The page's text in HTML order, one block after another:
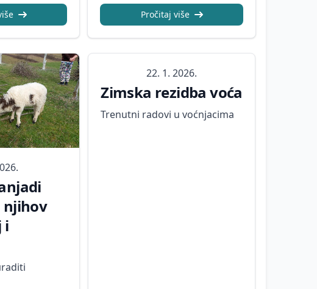
Pročitaj više
njihov
i
22. 1. 2026.
Zimska rezidba voća
Trenutni radovi u voćnjacima